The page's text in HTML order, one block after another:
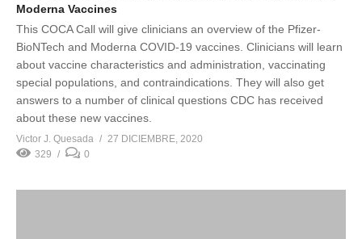
Moderna Vaccines
This COCA Call will give clinicians an overview of the Pfizer-
BioNTech and Moderna COVID-19 vaccines. Clinicians will learn
about vaccine characteristics and administration, vaccinating
special populations, and contraindications. They will also get
answers to a number of clinical questions CDC has received
about these new vaccines.
Victor J. Quesada
27 DICIEMBRE, 2020
329
0